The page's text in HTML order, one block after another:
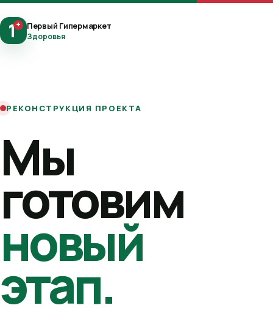
1+ Первый Гипермаркет
Здоровья
РЕКОНСТРУКЦИЯ ПРОЕКТА
Мы
готовим
новый
этап.